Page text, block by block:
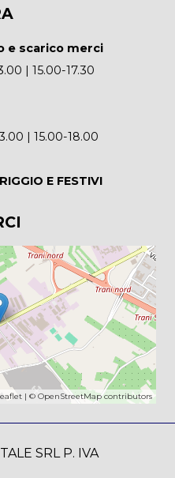
e scarico merci
| 15.00-17.30
| 15.00-18.00
E FESTIVI
| © OpenStreetMapcontributors
SRL P. IVA